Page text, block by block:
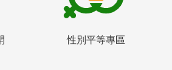
性別平等專區